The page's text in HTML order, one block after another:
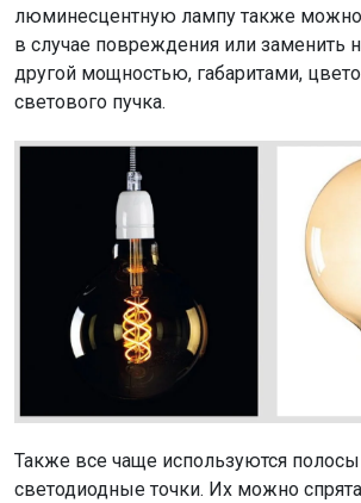
люминесцентную лампу также можно
в случае повреждения или заменить
другой мощностью, габаритами,
светового пучка.
Также все чаще используются
светодиодные точки. Их можно